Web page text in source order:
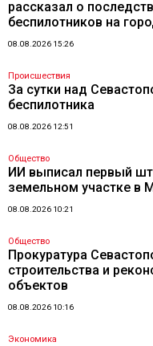
рассказал о
беспилотников на
08.08.2026 15:26
Происшествия
За сутки над
беспилотника
08.08.2026 12:51
Общество
ИИ выписал первый
земельном участке в
08.08.2026 10:21
Общество
Прокуратура
строительства и
объектов
08.08.2026 10:16
Экономика